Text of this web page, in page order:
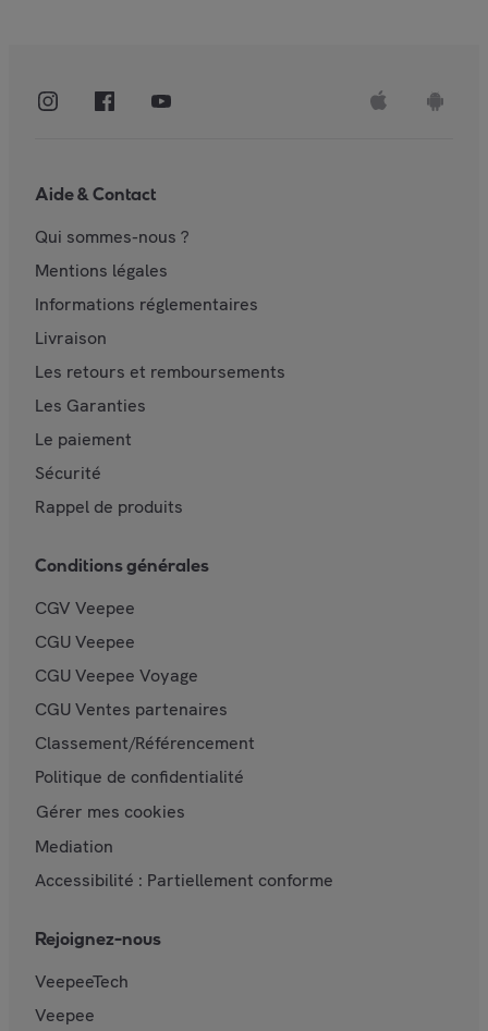
Aide & Contact
Qui sommes-nous ?
Mentions légales
Informations réglementaires
Livraison
Les retours et remboursements
Les Garanties
Le paiement
Sécurité
Rappel de produits
Conditions générales
CGV Veepee
CGU Veepee
CGU Veepee Voyage
CGU Ventes partenaires
Classement/Référencement
Politique de confidentialité
Gérer mes cookies
Mediation
Accessibilité : Partiellement conforme
Rejoignez-nous
VeepeeTech
Veepee